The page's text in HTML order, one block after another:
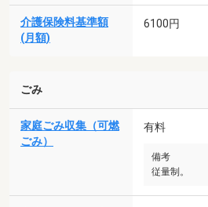
介護保険料基準額
(月額)
6100円
ごみ
家庭ごみ収集（可燃
ごみ）
有料
備考
従量制。